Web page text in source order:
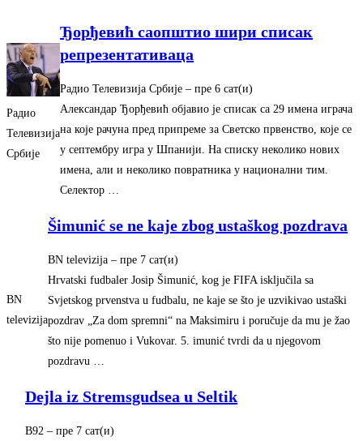
Радио
Телевизија
Србије
Ђорђевић саопштио шири списак
репрезентативаца
Радио Телевизија Србије – ‎пре 6 сат(и)‎
Александар Ђорђевић објавио је списак са 29 имена играча
на које рачуна пред припреме за Светско првенство, које се
у септембру игра у Шпанији. На списку неколико нових
имена, али и неколико повратника у национални тим.
Селектор …
BN
televizija
Šimunić se ne kaje zbog ustaškog pozdrava
BN televizija – ‎пре 7 сат(и)‎
Hrvatski fudbaler Josip Šimunić, kog je FIFA isključila sa
Svjetskog prvenstva u fudbalu, ne kaje se što je uzvikivao ustaški
pozdrav „Za dom spremni“ na Maksimiru i poručuje da mu je žao
što nije pomenuo i Vukovar. 5. imunić tvrdi da u njegovom
pozdravu …
Dejla iz Stremsgudsea u Seltik
B92 – ‎пре 7 сат(и)‎